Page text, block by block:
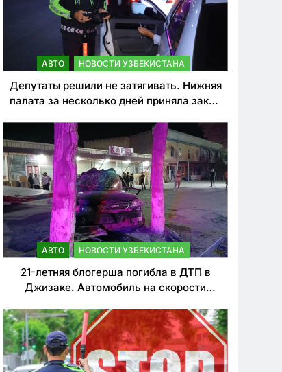
АВТО НОВОСТИ УЗБЕКИСТАНА
Депутаты решили не затягивать. Нижняя
палата за несколько дней приняла закон
нарушителей ПДД
АВТО НОВОСТИ УЗБЕКИСТАНА
21-летняя блогерша погибла в ДТП в
Джизаке. Автомобиль на скорости